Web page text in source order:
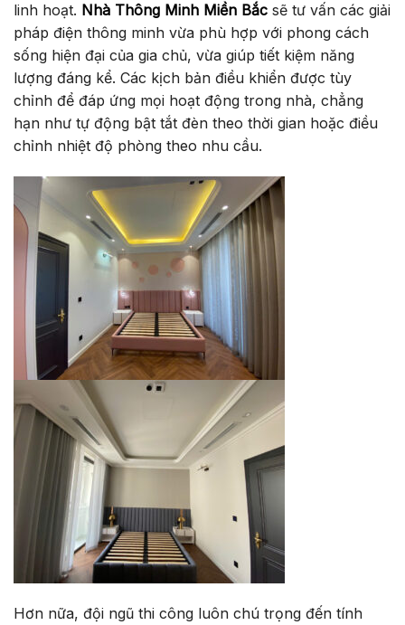
linh hoạt. Nhà Thông Minh Miền Bắc sẽ tư vấn các giải
pháp điện thông minh vừa phù hợp với phong cách
sống hiện đại của gia chủ, vừa giúp tiết kiệm năng
lượng đáng kể. Các kịch bản điều khiển được tùy
chỉnh để đáp ứng mọi hoạt động trong nhà, chẳng
hạn như tự động bật tắt đèn theo thời gian hoặc điều
chỉnh nhiệt độ phòng theo nhu cầu.
Hơn nữa, đội ngũ thi công luôn chú trọng đến tính